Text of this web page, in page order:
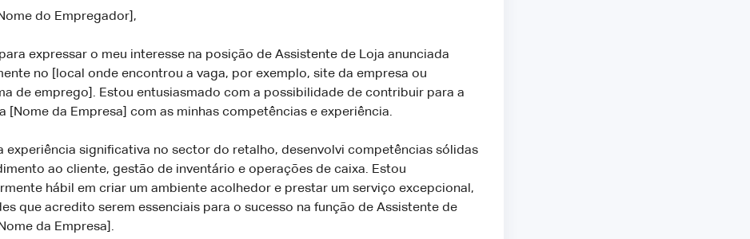
do Empregador],
expressar o meu interesse na posição de Assistente de Loja anunciada
no [local onde encontrou a vaga, por exemplo, site da empresa ou
de emprego]. Estou entusiasmado com a possibilidade de contribuir para a
[Nome da Empresa] com as minhas competências e experiência.
experiência significativa no sector do retalho, desenvolvi competências sólidas
ao cliente, gestão de inventário e operações de caixa. Estou
hábil em criar um ambiente acolhedor e prestar um serviço excepcional,
que acredito serem essenciais para o sucesso na função de Assistente de
da Empresa].